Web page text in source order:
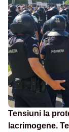
Tensiuni la
lacrimogene.